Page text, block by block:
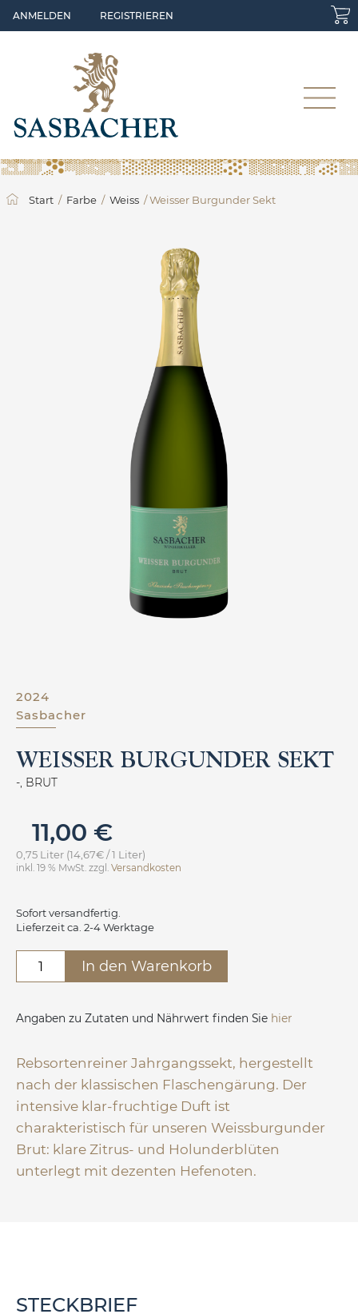
Skip to main content
ANMELDEN REGISTRIEREN
Start / Farbe / Weiss / Weisser Burgunder Sekt
2024
Sasbacher
WEISSER BURGUNDER SEKT
-, BRUT
11,00 €
0,75 Liter (14,67€ / 1 Liter)
inkl. 19 % MwSt. zzgl. Versandkosten
Angaben zu Zutaten und Nährwert finden Sie hier
Sofort versandfertig.
Lieferzeit ca. 2-4 Werktage
Weisser
Burgunder
Menge
In den Warenkorb
Rebsortenreiner Jahrgangssekt, hergestellt
nach der klassischen Flaschengärung. Der
intensive klar-fruchtige Duft ist
charakteristisch für unseren Weissburgunder
Brut: klare Zitrus- und Holunderblüten
unterlegt mit dezenten Hefenoten.
STECKBRIEF